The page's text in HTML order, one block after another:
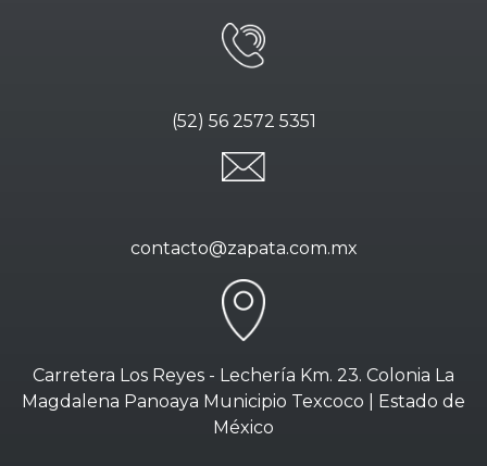
(52) 56 2572 5351
contacto@zapata.com.mx
Carretera Los Reyes - Lechería Km. 23. Colonia La
Magdalena Panoaya Municipio Texcoco | Estado de
México